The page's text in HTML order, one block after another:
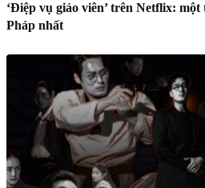
‘Điệp vụ giáo viên’ trên Netflix:
Pháp nhất